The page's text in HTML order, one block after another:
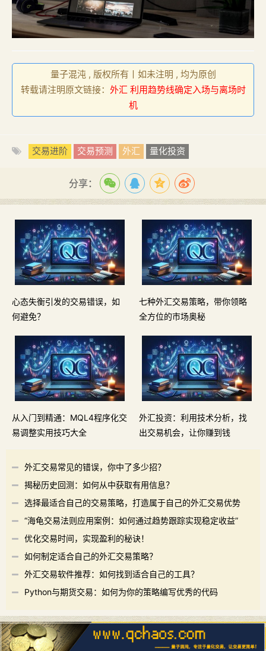
量子混沌 , 版权所有丨如未注明 , 均为原创
转载请注明原文链接： 外汇 利用趋势线确定入场与离场时
机
交易进阶 交易预测 外汇 量化投资
分享：
心态失衡引发的交易错误，如
何避免？
七种外汇交易策略，带你领略
全方位的市场奥秘
从入门到精通：MQL4程序化交
易调整实用技巧大全
外汇投资：利用技术分析，找
出交易机会，让你赚到钱
外汇交易常见的错误，你中了多少招？
揭秘历史回测：如何从中获取有用信息？
选择最适合自己的交易策略，打造属于自己的外汇交易优势
“海龟交易法则应用案例：如何通过趋势跟踪实现稳定收益”
优化交易时间，实现盈利的秘诀！
如何制定适合自己的外汇交易策略？
外汇交易软件推荐：如何找到适合自己的工具？
Python与期货交易：如何为你的策略编写优秀的代码